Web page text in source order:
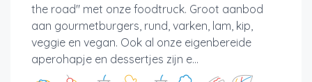
the road" met onze foodtruck. Groot aanbod
aan gourmetburgers, rund, varken, lam, kip,
veggie en vegan. Ook al onze eigenbereide
aperohapje en dessertjes zijn e...